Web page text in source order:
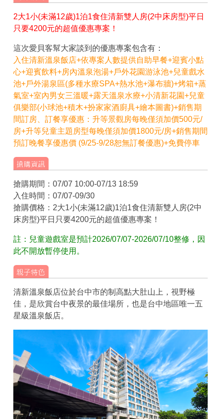
2大1小(未滿12歲)1泊1食住清新雙人房(2中床房型)平日
只要4200元的超值優惠專案！
這次愛貝客幫大家談到的優惠專案包含有：
入住清新溫泉飯店+依專案人數提供自助早餐+迎賓小點
心+迎賓飲料+房內溫泉泡湯+戶外花園游泳池+兒童戲水
池+戶外湯泉區(多種水療SPA+熱水池+瀑布牆)+烤箱+蒸
氣室+室內男女三溫暖+露天溫泉水療+小清新花園+兒童
俱樂部(小球池+積木+扮家家酒廚具+繪本圖書)+銷售期
間訂房、訂餐享優惠：升等景觀房每晚僅須加價500元/
房+升等兒童主題房型每晚僅須加價1800元/房+銷售期間
預訂晚餐享優惠價 (9/25-9/28恕無訂餐優惠)+免費停車
搶購期間：07/07 10:00-07/13 18:59
入住時間：07/07-09/30
搶購價格：2大1小(未滿12歲)1泊1食住清新雙人房(2中
床房型)平日只要4200元的超值優惠專案！
註：兒童遊戲室是預計2026/07/07-2026/07/10整修，因
此不開放暫停使用。
清新溫泉飯店位於台中市的制高點大肚山上，視野極
佳，是欣賞台中夜景的最佳場所，也是台中地區唯一五
星級溫泉飯店。